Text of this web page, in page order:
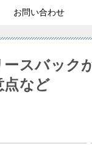
お問い合わせ
スバック
点など